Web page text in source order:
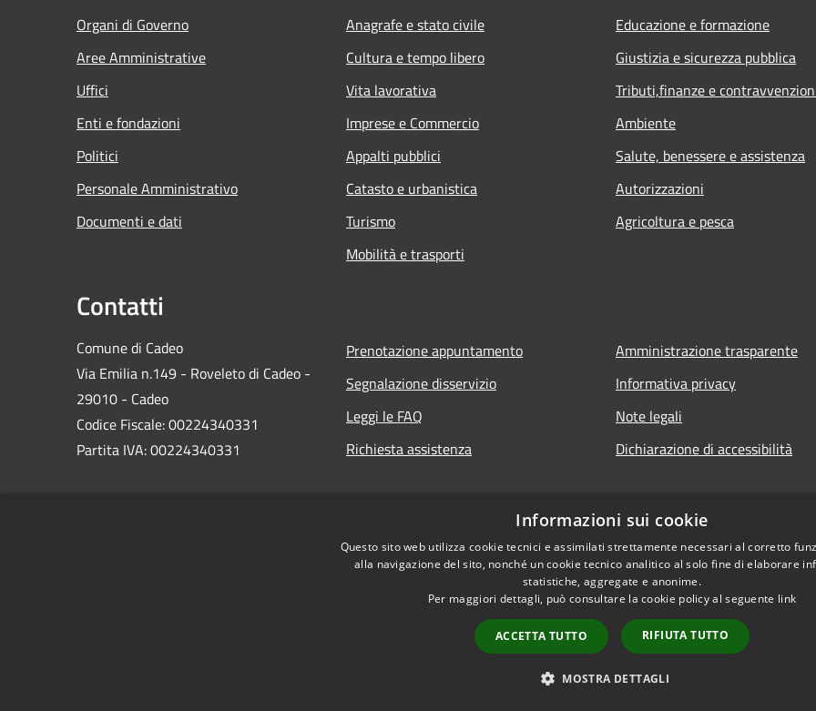
Organi di Governo
Aree Amministrative
Uffici
Enti e fondazioni
Politici
Personale Amministrativo
Documenti e dati
Anagrafe e stato civile
Cultura e tempo libero
Vita lavorativa
Imprese e Commercio
Appalti pubblici
Catasto e urbanistica
Turismo
Mobilità e trasporti
Educazione e formazione
Giustizia e sicurezza pubblica
Tributi,finanze e
Ambiente
Salute, benessere e assistenza
Autorizzazioni
Agricoltura e pesca
Contatti
Comune di Cadeo
Via Emilia n.149 - Roveleto di Cadeo -
29010 - Cadeo
Codice Fiscale: 00224340331
Partita IVA: 00224340331
Prenotazione appuntamento
Segnalazione disservizio
Leggi le FAQ
Richiesta assistenza
Amministrazione trasparente
Informativa privacy
Note legali
Dichiarazione di accessibilità
Copyright © 2026 •
Informazioni sui cookie
Questo sito web utilizza cookie tecnici e assimilati strettamente necessari al corretto
alla navigazione del sito, nonché un cookie tecnico analitico al solo fine di elaborare
statistiche, aggregate e anonime.
Per maggiori dettagli, può consultare la cookie policy al seguente link
ACCETTA TUTTO RIFIUTA TUTTO
MOSTRA DETTAGLI